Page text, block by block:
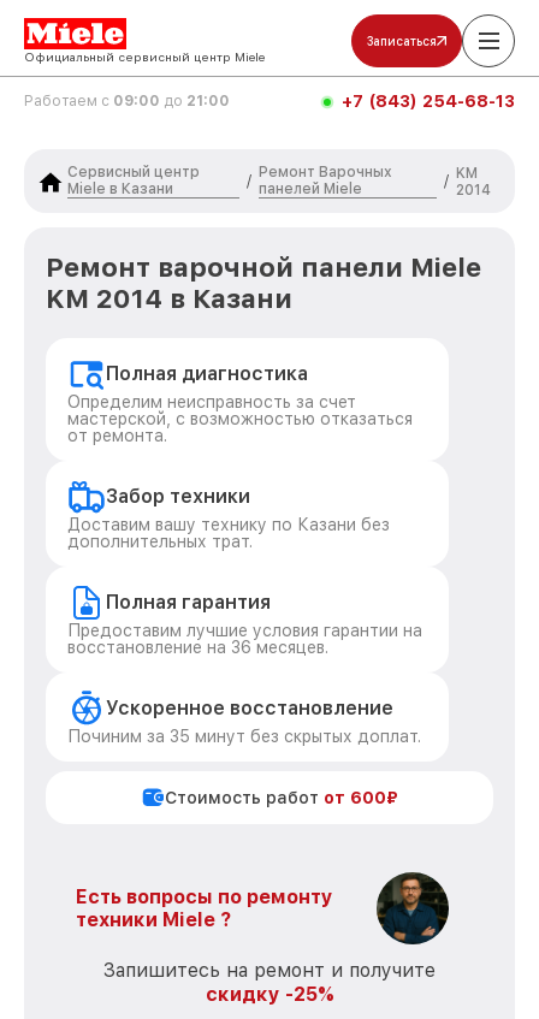
Официальный сервисный центр Miele
Записаться
Работаем с 09:00 до 21:00 +7 (843) 254-68-13
Сервисный центр
Miele в Казани
/
Ремонт Варочных
панелей Miele
/ KM
2014
Ремонт варочной панели Miele
KM 2014 в Казани
Полная диагностика
Определим неисправность за счет
мастерской, с возможностью отказаться
от ремонта.
Забор техники
Доставим вашу технику по Казани без
дополнительных трат.
Полная гарантия
Предоставим лучшие условия гарантии на
восстановление на 36 месяцев.
Ускоренное восстановление
Починим за 35 минут без скрытых доплат.
Стоимость работ от 600₽
Есть вопросы по ремонту
техники Miele ?
Запишитесь на ремонт и получите
скидку -25%